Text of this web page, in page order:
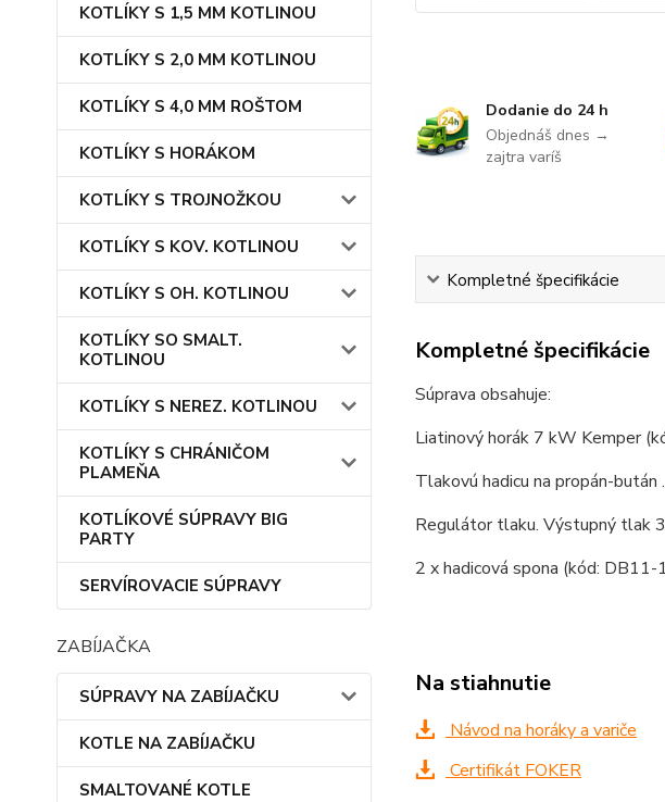
KOTLÍKY S 1,5 MM KOTLINOU
KOTLÍKY S 2,0 MM KOTLINOU
KOTLÍKY S 4,0 MM ROŠTOM
KOTLÍKY S HORÁKOM
KOTLÍKY S TROJNOŽKOU
KOTLÍKY S KOV. KOTLINOU
KOTLÍKY S OH. KOTLINOU
KOTLÍKY SO SMALT.
KOTLINOU
KOTLÍKY S NEREZ. KOTLINOU
KOTLÍKY S CHRÁNIČOM
PLAMEŇA
KOTLÍKOVÉ SÚPRAVY BIG
PARTY
SERVÍROVACIE SÚPRAVY
ZABÍJAČKA
SÚPRAVY NA ZABÍJAČKU
KOTLE NA ZABÍJAČKU
SMALTOVANÉ KOTLE
Dodanie do 24 h
Objednáš dnes →
zajtra varíš
Kompletné špecifikácie
Kompletné špecifikácie
Súprava obsahuje:
Liatinový horák 7 kW Kemper
Tlakovú hadicu na propán-
Regulátor tlaku. Výstupný tlak
2 x hadicová spona (kód:
Na stiahnutie
Návod na horáky a variče
Certifikát FOKER